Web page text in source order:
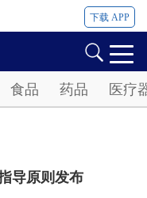
下载 APP
食品 药品 医疗
导原则发布